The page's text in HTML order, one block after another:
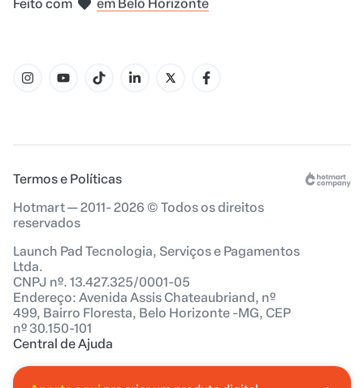
Feito com em Belo Horizonte
Termos e Políticas
Hotmart — 2011- 2026 © Todos os direitos
reservados
Launch Pad Tecnologia, Serviços e Pagamentos
Ltda.
CNPJ nº. 13.427.325/0001-05
Endereço: Avenida Assis Chateaubriand, nº
499, Bairro Floresta, Belo Horizonte -MG, CEP
nº 30.150-101
Central de Ajuda